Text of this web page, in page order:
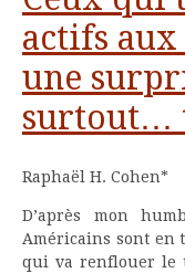
actifs
une
surtout…
Raphaël H. Cohen*
D’après mon
Américains sont en
qui va renflouer le